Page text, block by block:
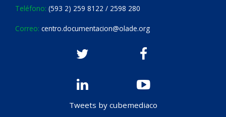
Teléfono: (593 2) 259 8122 / 2598 280
Correo: centro.documentacion@olade.org
Tweets by cubemediaco